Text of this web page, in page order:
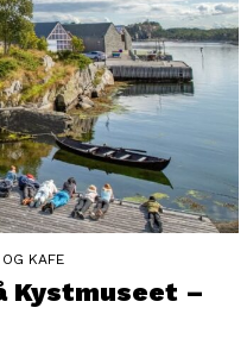
KAFE
Kystmuseet –